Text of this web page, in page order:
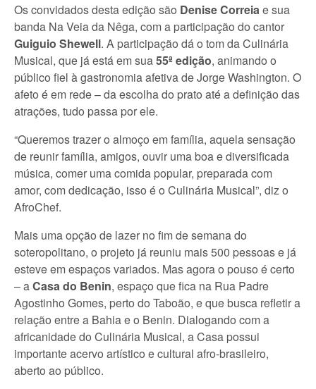
Os convidados desta edição são Denise Correia e sua
banda Na Veia da Nêga, com a participação do cantor
Guiguio Shewell. A participação dá o tom da Culinária
Musical, que já está em sua55ª edição, animando o
público fiel à gastronomia afetiva de Jorge Washington. O
afeto é em rede – da escolha do prato até a definição das
atrações, tudo passa por ele.
“Queremos trazer o almoço em família, aquela sensação
de reunir família, amigos, ouvir uma boa e diversificada
música, comer uma comida popular, preparada com
amor, com dedicação, isso é o Culinária Musical”, diz o
AfroChef.
Mais uma opção de lazer no fim de semana do
soteropolitano, o projeto já reuniu mais 500 pessoas e já
esteve em espaços variados. Mas agora o pouso é certo
– aCasa do Benin, espaço que fica na Rua Padre
Agostinho Gomes, perto do Taboão, e que busca refletir a
relação entre a Bahia e o Benin. Dialogando com a
africanidade do Culinária Musical, a Casa possui
importante acervo artístico e cultural afro-brasileiro,
aberto ao público.